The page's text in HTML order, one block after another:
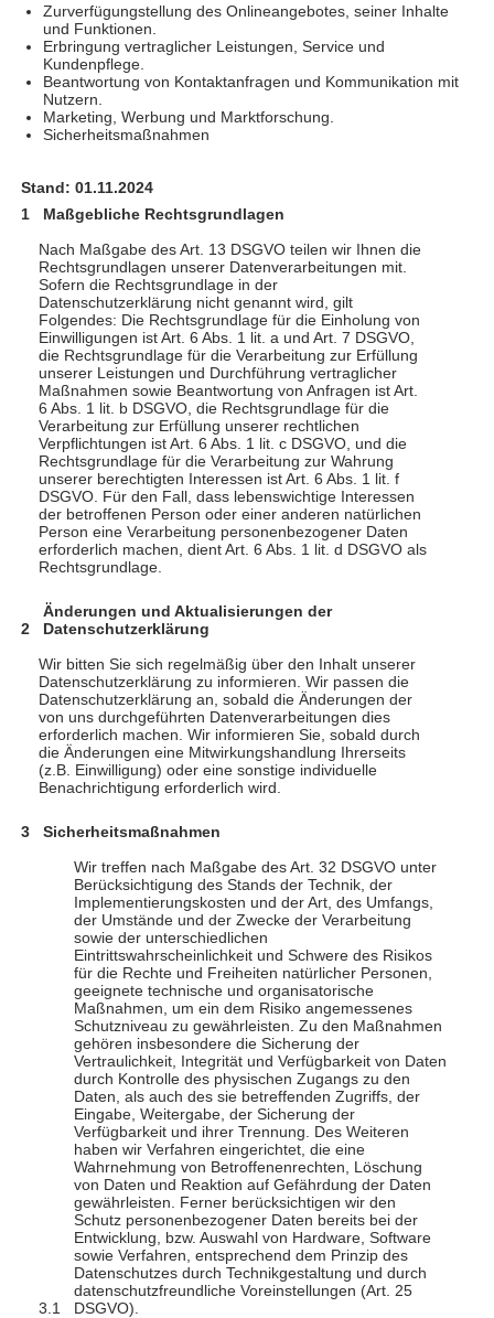
Zurverfügungstellung des Onlineangebotes, seiner Inhalte
und Funktionen.
Erbringung vertraglicher Leistungen, Service und
Kundenpflege.
Beantwortung von Kontaktanfragen und Kommunikation mit
Nutzern.
Marketing, Werbung und Marktforschung.
Sicherheitsmaßnahmen
Stand: 01.11.2024
Maßgebliche Rechtsgrundlagen
Nach Maßgabe des Art. 13 DSGVO teilen wir Ihnen die
Rechtsgrundlagen unserer Datenverarbeitungen mit.
Sofern die Rechtsgrundlage in der
Datenschutzerklärung nicht genannt wird, gilt
Folgendes: Die Rechtsgrundlage für die Einholung von
Einwilligungen ist Art. 6 Abs. 1 lit. a und Art. 7 DSGVO,
die Rechtsgrundlage für die Verarbeitung zur Erfüllung
unserer Leistungen und Durchführung vertraglicher
Maßnahmen sowie Beantwortung von Anfragen ist Art.
6 Abs. 1 lit. b DSGVO, die Rechtsgrundlage für die
Verarbeitung zur Erfüllung unserer rechtlichen
Verpflichtungen ist Art. 6 Abs. 1 lit. c DSGVO, und die
Rechtsgrundlage für die Verarbeitung zur Wahrung
unserer berechtigten Interessen ist Art. 6 Abs. 1 lit. f
DSGVO. Für den Fall, dass lebenswichtige Interessen
der betroffenen Person oder einer anderen natürlichen
Person eine Verarbeitung personenbezogener Daten
erforderlich machen, dient Art. 6 Abs. 1 lit. d DSGVO als
Rechtsgrundlage.
Änderungen und Aktualisierungen der
Datenschutzerklärung
Wir bitten Sie sich regelmäßig über den Inhalt unserer
Datenschutzerklärung zu informieren. Wir passen die
Datenschutzerklärung an, sobald die Änderungen der
von uns durchgeführten Datenverarbeitungen dies
erforderlich machen. Wir informieren Sie, sobald durch
die Änderungen eine Mitwirkungshandlung Ihrerseits
(z.B. Einwilligung) oder eine sonstige individuelle
Benachrichtigung erforderlich wird.
Sicherheitsmaßnahmen
Wir treffen nach Maßgabe des Art. 32 DSGVO unter
Berücksichtigung des Stands der Technik, der
Implementierungskosten und der Art, des Umfangs,
der Umstände und der Zwecke der Verarbeitung
sowie der unterschiedlichen
Eintrittswahrscheinlichkeit und Schwere des Risikos
für die Rechte und Freiheiten natürlicher Personen,
geeignete technische und organisatorische
Maßnahmen, um ein dem Risiko angemessenes
Schutzniveau zu gewährleisten. Zu den Maßnahmen
gehören insbesondere die Sicherung der
Vertraulichkeit, Integrität und Verfügbarkeit von Daten
durch Kontrolle des physischen Zugangs zu den
Daten, als auch des sie betreffenden Zugriffs, der
Eingabe, Weitergabe, der Sicherung der
Verfügbarkeit und ihrer Trennung. Des Weiteren
haben wir Verfahren eingerichtet, die eine
Wahrnehmung von Betroffenenrechten, Löschung
von Daten und Reaktion auf Gefährdung der Daten
gewährleisten. Ferner berücksichtigen wir den
Schutz personenbezogener Daten bereits bei der
Entwicklung, bzw. Auswahl von Hardware, Software
sowie Verfahren, entsprechend dem Prinzip des
Datenschutzes durch Technikgestaltung und durch
datenschutzfreundliche Voreinstellungen (Art. 25
DSGVO).